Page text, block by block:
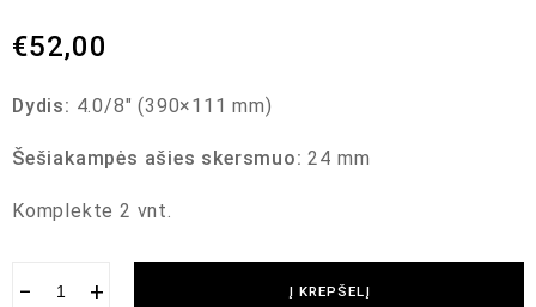
€52,00
Dydis: 4.0/8″ (390×111 mm)
Šešiakampės ašies skersmuo:24 mm
Komplekte 2 vnt.
− + Į KREPŠELĮ